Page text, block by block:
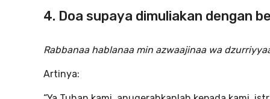
4. Doa supaya dimuliakan dengan
Rabbanaa hablanaa min azwaajinaa wa
Artinya: